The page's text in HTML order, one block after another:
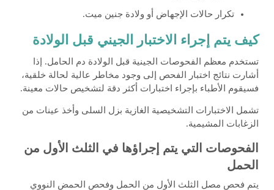
تكرار حالات الإجهاض أو ولادة جنين ميت.
كيف يتم إجراء الاختبار الجيني قبل الولادة
تستخدم معظم الفحوصات الجينية قبل الولادة دم الحامل. إذا
أشارت نتائج اختبار الفحص إلى وجود مخاطر عالية لحالة خلقية،
فسيقوم الأطباء بإجراء اختبارات أكثر دقة لتشخيص حالات معينة.
تشمل الاختبارات التشخيصية الغازية بزل السلى وأخذ عينات من
الزغابات المشيمية.
الفحوصات التي يتم إجراؤها في الثلث الأول من
الحمل
يتم فحص مصل الثلث الأول من الحمل وفحص الحمض النووي